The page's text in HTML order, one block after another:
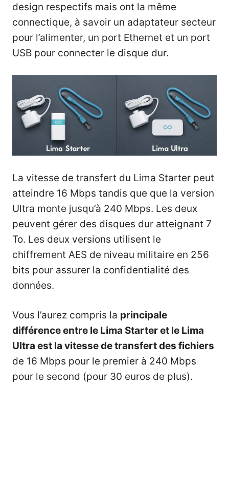
design respectifs mais ont la même
connectique, à savoir un adaptateur secteur
pour l’alimenter, un port Ethernet et un port
USB pour connecter le disque dur.
La vitesse de transfert du Lima Starter peut
atteindre 16 Mbps tandis que que la version
Ultra monte jusqu’à 240 Mbps. Les deux
peuvent gérer des disques dur atteignant 7
To. Les deux versions utilisent le
chiffrement AES de niveau militaire en 256
bits pour assurer la confidentialité des
données.
Vous l’aurez compris la principale
différence entre le Lima Starter et le Lima
Ultra est la vitesse de transfert des fichiers
de 16 Mbps pour le premier à 240 Mbps
pour le second (pour 30 euros de plus).